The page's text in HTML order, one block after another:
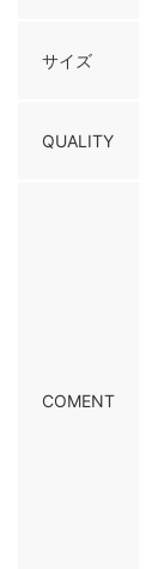
サイズ
QUALITY
COMENT